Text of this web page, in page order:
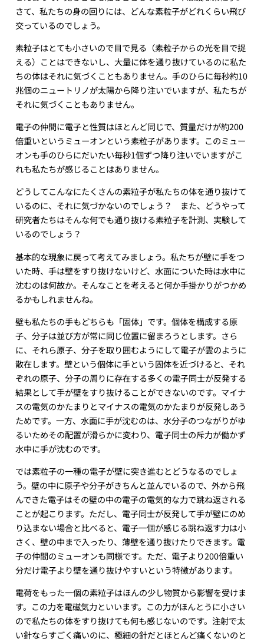
さて、私たちの身の回りには、どんな素粒子がどれくらい飛び
交っているのでしょう。
素粒子はとても小さいので目で見る（素粒子からの光を目で捉
える）ことはできないし、大量に体を通り抜けているのに私た
ちの体はそれに気づくこともありません。手のひらに毎秒約10
兆個のニュートリノが太陽から降り注いでいますが、私たちが
それに気づくこともありません。
電子の仲間に電子と性質はほとんど同じで、質量だけが約200
倍重いというミューオンという素粒子があります。このミュー
オンも手のひらにだいたい毎秒1個ずつ降り注いでいますがこ
れも私たちが感じることはありません。
どうしてこんなにたくさんの素粒子が私たちの体を通り抜けて
いるのに、それに気づかないのでしょう？ また、どうやって
研究者たちはそんな何でも通り抜ける素粒子を計測、実験して
いるのでしょう？
基本的な現象に戻って考えてみましょう。私たちが壁に手をつ
いた時、手は壁をすり抜けないけど、水面についた時は水中に
沈むのは何故か。そんなことを考えると何か手掛かりがつかめ
るかもしれませんね。
壁も私たちの手もどちらも「固体」です。個体を構成する原
子、分子は並び方が常に同じ位置に留まろうとします。さら
に、それら原子、分子を取り囲むようにして電子が雲のように
散在します。壁という個体に手という固体を近づけると、それ
ぞれの原子、分子の周りに存在する多くの電子同士が反発する
結果として手が壁をすり抜けることができないのです。マイナ
スの電気のかたまりとマイナスの電気のかたまりが反発しあう
ためです。一方、水面に手が沈むのは、水分子のつながりがゆ
るいためその配置が滑らかに変わり、電子同士の斥力が働かず
水中に手が沈むのです。
では素粒子の一種の電子が壁に突き進むとどうなるのでしょ
う。壁の中に原子や分子がきちんと並んでいるので、外から飛
んできた電子はその壁の中の電子の電気的な力で跳ね返される
ことが起こります。ただし、電子同士が反発して手が壁にのめ
り込まない場合と比べると、電子一個が感じる跳ね返す力は小
さく、壁の中まで入ったり、薄壁を通り抜けたりできます。電
子の仲間のミューオンも同様です。ただ、電子より200倍重い
分だけ電子より壁を通り抜けやすいという特徴があります。
電荷をもった一個の素粒子はほんの少し物質から影響を受けま
す。この力を電磁気力といいます。この力がほんとうに小さい
ので私たちの体をすり抜けても何も感じないのです。注射で太
い針ならすごく痛いのに、極細の針だとほとんど痛くないのと